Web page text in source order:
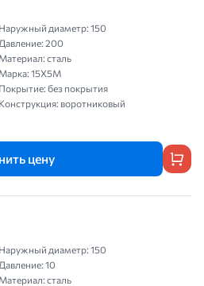
диаметр: 150
200
сталь
15Х5М
без покрытия
воротниковый
цену
диаметр: 150
10
сталь